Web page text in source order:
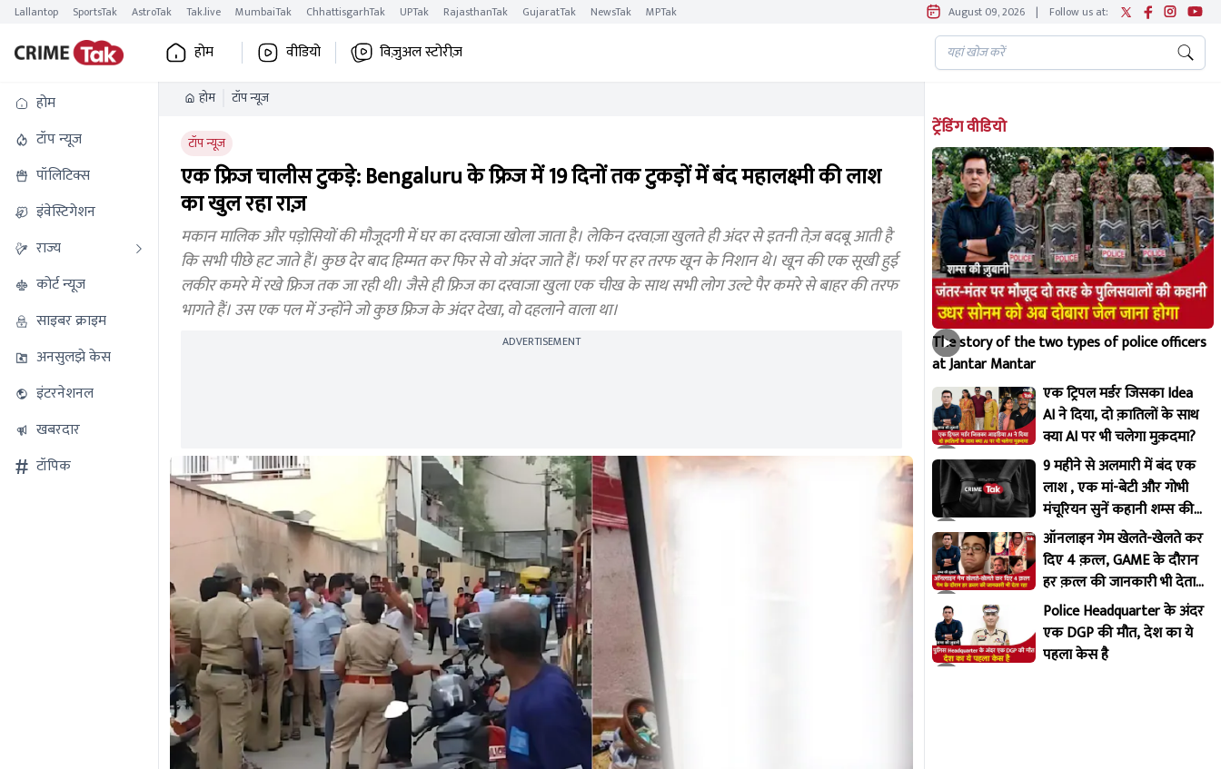
Lallantop SportsTak AstroTak Tak.live MumbaiTak ChhattisgarhTak UPTak RajasthanTak GujaratTak NewsTak MPTak August 09, 2026 | Follow us at:
होम वीडियो विज़ुअल स्टोरीज़
होम
टॉप न्यूज
पॉलिटिक्स
इंवेस्टिगेशन
राज्य
कोर्ट न्यूज
साइबर क्राइम
अनसुलझे केस
इंटरनेशनल
खबरदार
टॉपिक
होम टॉप न्यूज
टॉप न्यूज
एक फ्रिज चालीस टुकड़े: Bengaluru के फ्रिज में 19 दिनों तक टुकड़ों में बंद महालक्ष्मी की लाश
का खुल रहा राज़
मकान मालिक और पड़ोसियों की मौजूदगी में घर का दरवाजा खोला जाता है। लेकिन दरवाज़ा खुलते ही अंदर से इतनी तेज़ बदबू आती है
कि सभी पीछे हट जाते हैं। कुछ देर बाद हिम्मत कर फिर से वो अंदर जाते हैं। फर्श पर हर तरफ खून के निशान थे। खून की एक सूखी हुई
लकीर कमरे में रखे फ्रिज तक जा रही थी। जैसे ही फ्रिज का दरवाजा खुला एक चीख के साथ सभी लोग उल्टे पैर कमरे से बाहर की तरफ
भागते हैं। उस एक पल में उन्होंने जो कुछ फ्रिज के अंदर देखा, वो दहलाने वाला था।
ADVERTISEMENT
ट्रेंडिंग वीडियो
The story of the two types of police officers
at Jantar Mantar
एक ट्रिपल मर्डर जिसका Idea
AI ने दिया, दो क़ातिलों के साथ
क्या AI पर भी चलेगा मुक़दमा?
9 महीने से अलमारी में बंद एक
लाश , एक मां-बेटी और गोभी
मंचूरियन सुनें कहानी शम्स की
ज़ुबानी
ऑनलाइन गेम खेलते-खेलते कर
दिए 4 क़त्ल, GAME के दौरान
हर क़त्ल की जानकारी भी देता
रहा
Police Headquarter के अंदर
एक DGP की मौत, देश का ये
पहला केस है